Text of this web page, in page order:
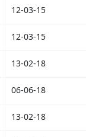
12-03-15
12-03-15
13-02-18
06-06-18
13-02-18